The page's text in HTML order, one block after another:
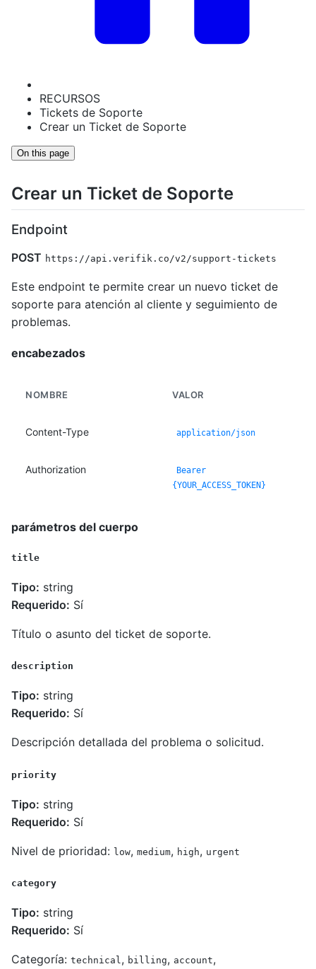
RECURSOS
Tickets de Soporte
Crear un Ticket de Soporte
On this page
Crear un Ticket de Soporte
Endpoint
POST https://api.verifik.co/v2/support-tickets
Este endpoint te permite crear un nuevo ticket de
soporte para atención al cliente y seguimiento de
problemas.
encabezados
NOMBRE VALOR
Content-Type application/json
Authorization
Bearer
{YOUR_ACCESS_TOKEN}
parámetros del cuerpo
title
Tipo: string
Requerido: Sí
Título o asunto del ticket de soporte.
description
Tipo: string
Requerido: Sí
Descripción detallada del problema o solicitud.
priority
Tipo: string
Requerido: Sí
Nivel de prioridad: low, medium, high, urgent
category
Tipo: string
Requerido: Sí
Categoría: technical, billing, account,